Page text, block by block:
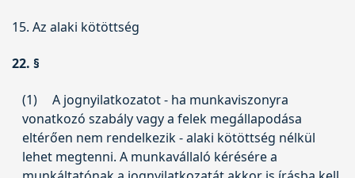
15. Az alaki kötöttség
22. §
(1)
A jognyilatkozatot - ha munkaviszonyra
vonatkozó szabály vagy a felek megállapodása
eltérően nem rendelkezik - alaki kötöttség nélkül
lehet megtenni. A munkavállaló kérésére a